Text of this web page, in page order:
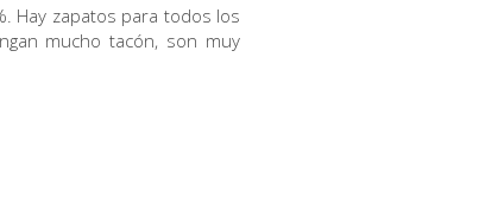
Hay zapatos para todos los
mucho tacón, son muy